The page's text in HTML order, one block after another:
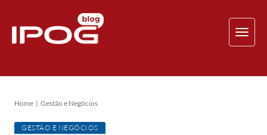
Home Gestão e Negócios
GESTÃO E NEGÓCIOS